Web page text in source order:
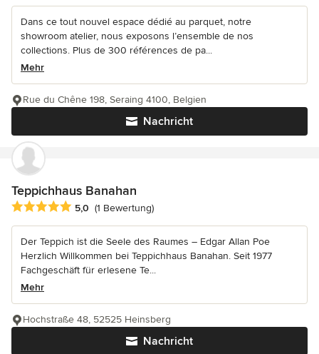
Dans ce tout nouvel espace dédié au parquet, notre
showroom atelier, nous exposons l’ensemble de nos
collections. Plus de 300 références de pa...
Mehr
Nachricht
Rue du Chêne 198, Seraing 4100, Belgien
Teppichhaus Banahan
Durchschnittliche Bewertung: 5 von 5 Sternen
5,0 (1 Bewertung)
Der Teppich ist die Seele des Raumes – Edgar Allan Poe
Herzlich Willkommen bei Teppichhaus Banahan. Seit 1977
Fachgeschäft für erlesene Te...
Mehr
Nachricht
Hochstraße 48, 52525 Heinsberg